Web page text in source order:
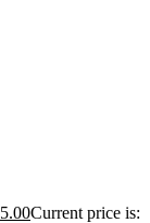
5.00Current price is: